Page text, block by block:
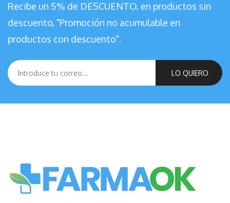
Recibe un 5% de DESCUENTO, en productos sin
descuento, "Promoción no acumulable en
productos con descuento".
LO QUIERO